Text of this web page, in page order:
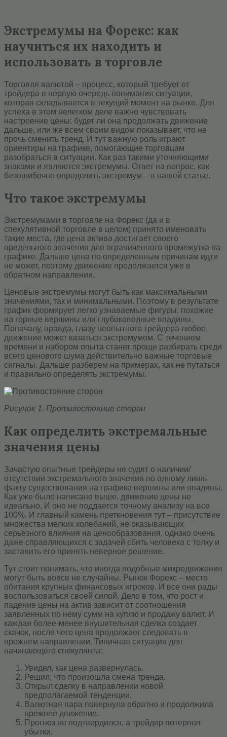
Экстремумы на Форекс: как
научиться их находить и
использовать в торговле
Торговля валютой – процесс, который требует от
трейдера в первую очередь понимания ситуации,
которая складывается в текущий момент на рынке. Для
успеха в этом нелегком деле важно чувствовать
настроение цены: будет ли она продолжать движение
дальше, или же всем своим видом показывает, что не
прочь сменить тренд. И тут важную роль играют
ориентиры на графике, помогающие торговцам
разобраться в ситуации. Как раз такими уточняющими
знаками и являются экстремумы. Ответ на вопрос, как
безошибочно определить экстремум – в нашей статье.
Что такое экстремумы
Экстремумами в торговле на Форекс (да и в
спекулятивной торговле в целом) принято именовать
такие места, где цена актива достигает своего
предельного значения для ограниченного промежутка на
графике. Дальше цена по определенным причинам идти
не может, поэтому движение продолжается уже в
обратном направлении.
Ценовые экстремумы могут быть как максимальными
значениями, так и минимальными. Поэтому в результате
график формирует легко узнаваемые фигуры, похожие
на горные вершины или глубоководные впадины.
Поначалу, правда, глазу неопытного трейдера любое
движение может казаться экстремумом. С течением
времени и набором опыта станет проще разбирать среди
всего ценового шума действительно важные торговые
сигналы. Дальше разберем на примерах, как не путаться
и правильно определять экстремумы.
Рисунок 1. Противостояние сторон
Как определить экстремальные
значения цены
Зачастую опытные трейдеры не судят о наличии/
отсутствии экстремального значения по одному лишь
факту существования на графике вершины или впадины.
Как уже было написано выше, движение цены не
идеально. И оно не поддается точному анализу на все
100%. И главный камень преткновения тут – присутствие
множества мелких колебаний, не оказывающих
серьезного влияния на ценообразования, однако очень
даже справляющихся с задачей сбить человека с толку и
заставить его принять неверное решение.
Тут стоит понимать, что иногда подобные микродвижения
могут быть вовсе не случайны. Рынок Форекс – место
обитания крупных финансовых игроков. И все они рады
воспользоваться своей силой. Дело в том, что рост и
падение цены на актив зависит от соотношения
заявленных по нему сумм на куплю и продажу валют. И
каждая более-менее внушительная сделка создает
скачок, после чего цена продолжает следовать в
прежнем направлении. Типичная ситуация для
начинающего спекулянта:
Увидел, как цена развернулась.
Решил, что произошла смена тренда.
Открыл сделку в направлении новой
предполагаемой тенденции.
Валютная пара повернула обратно и продолжила
прежнее движение.
Прогноз не подтвердился, а трейдер потерпел
убытки.